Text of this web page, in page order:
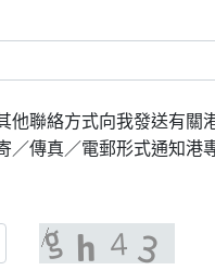
他聯絡方式向我發送有
／傳真／電郵形式通知